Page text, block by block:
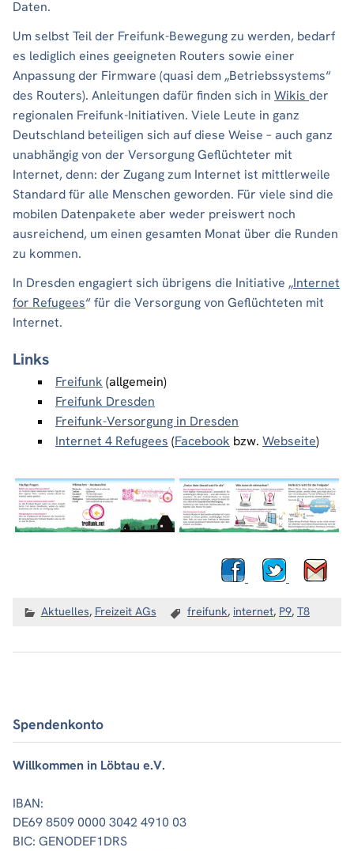
Daten.
Um selbst Teil der Freifunk-Bewegung zu werden, bedarf
es lediglich eines geeigneten Routers sowie einer
Anpassung der Firmware (quasi dem „Betriebssystems“
des Routers). Anleitungen dafür finden sich in Wikis der
regionalen Freifunk-Initiativen. Viele Leute in ganz
Deutschland beteiligen sich auf diese Weise – auch ganz
unabhängig von der Versorgung Geflüchteter mit
Internet, denn: der Zugang zum Internet ist mittlerweile
Standard für alle Menschen geworden. Für viele sind die
mobilen Datenpakete aber weder preiswert noch
ausreichend, um einen gesamten Monat über die Runden
zu kommen.
In Dresden engagiert sich übrigens die Initiative „Internet
for Refugees“ für die Versorgung von Geflüchteten mit
Internet.
Links
Freifunk (allgemein)
Freifunk Dresden
Freifunk-Versorgung in Dresden
Internet 4 Refugees (Facebook bzw. Webseite)
Aktuelles, Freizeit AGs freifunk, internet, P9,T8
Spendenkonto
Willkommen in Löbtau e.V.
IBAN:
DE69 8509 0000 3042 4910 03
BIC: GENODEF1DRS